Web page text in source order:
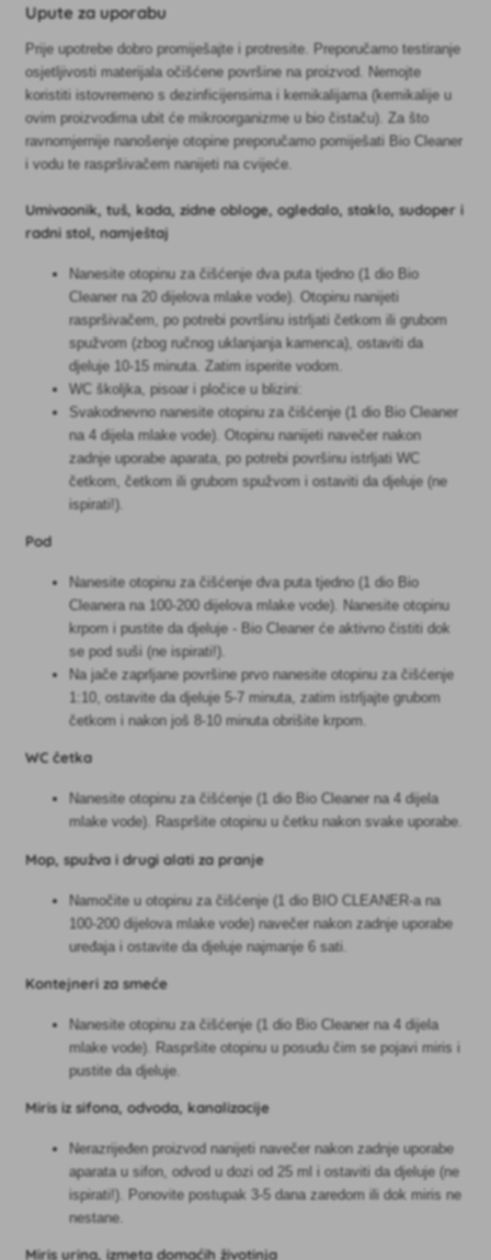
Upute za uporabu
Prije upotrebe dobro promiješajte i protresite. Preporučamo testiranje
osjetljivosti materijala očišćene površine na proizvod. Nemojte
koristiti istovremeno s dezinficijensima i kemikalijama (kemikalije u
ovim proizvodima ubit će mikroorganizme u bio čistaču). Za što
ravnomjernije nanošenje otopine preporučamo pomiješati Bio Cleaner
i vodu te raspršivačem nanijeti na cvijeće.
Umivaonik, tuš, kada, zidne obloge, ogledalo, staklo, sudoper i
radni stol, namještaj
Nanesite otopinu za čišćenje dva puta tjedno (1 dio Bio
Cleaner na 20 dijelova mlake vode). Otopinu nanijeti
raspršivačem, po potrebi površinu istrljati četkom ili grubom
spužvom (zbog ručnog uklanjanja kamenca), ostaviti da
djeluje 10-15 minuta. Zatim isperite vodom.
WC školjka, pisoar i pločice u blizini:
Svakodnevno nanesite otopinu za čišćenje (1 dio Bio Cleaner
na 4 dijela mlake vode). Otopinu nanijeti navečer nakon
zadnje uporabe aparata, po potrebi površinu istrljati WC
četkom, četkom ili grubom spužvom i ostaviti da djeluje (ne
ispirati!).
Pod
Nanesite otopinu za čišćenje dva puta tjedno (1 dio Bio
Cleanera na 100-200 dijelova mlake vode). Nanesite otopinu
krpom i pustite da djeluje - Bio Cleaner će aktivno čistiti dok
se pod suši (ne ispirati!).
Na jače zaprljane površine prvo nanesite otopinu za čišćenje
1:10, ostavite da djeluje 5-7 minuta, zatim istrljajte grubom
četkom i nakon još 8-10 minuta obrišite krpom.
WC četka
Nanesite otopinu za čišćenje (1 dio Bio Cleaner na 4 dijela
mlake vode). Raspršite otopinu u četku nakon svake uporabe.
Mop, spužva i drugi alati za pranje
Namočite u otopinu za čišćenje (1 dio BIO CLEANER-a na
100-200 dijelova mlake vode) navečer nakon zadnje uporabe
uređaja i ostavite da djeluje najmanje 6 sati.
Kontejneri za smeće
Nanesite otopinu za čišćenje (1 dio Bio Cleaner na 4 dijela
mlake vode). Raspršite otopinu u posudu čim se pojavi miris i
pustite da djeluje.
Miris iz sifona, odvoda, kanalizacije
Nerazrijeđen proizvod nanijeti navečer nakon zadnje uporabe
aparata u sifon, odvod u dozi od 25 ml i ostaviti da djeluje (ne
ispirati!). Ponovite postupak 3-5 dana zaredom ili dok miris ne
nestane.
Miris urina, izmeta domaćih životinja